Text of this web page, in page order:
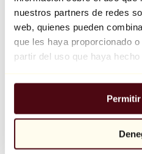
nuestros partners de redes
web, quienes pueden
que les haya proporcionado
partir del uso que haya
Balloon Dog (Orange)
Jeff Koons
10.000 €
Explorar
Todos los
Todos los